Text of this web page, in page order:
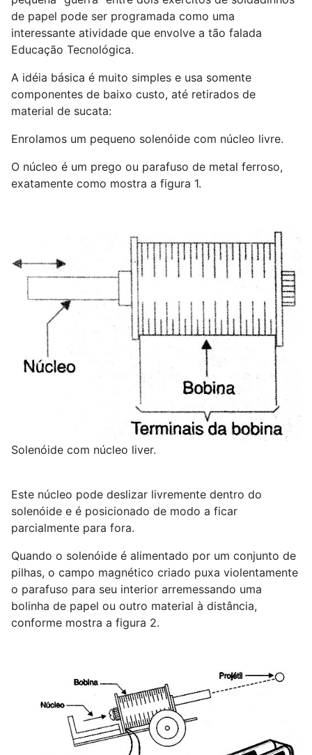
de papel pode ser programada como uma
interessante atividade que envolve a tão falada
Educação Tecnológica.
A idéia básica é muito simples e usa somente
componentes de baixo custo, até retirados de
material de sucata:
Enrolamos um pequeno solenóide com núcleo livre.
O núcleo é um prego ou parafuso de metal ferroso,
exatamente como mostra a figura 1.
Solenóide com núcleo liver.
Este núcleo pode deslizar livremente dentro do
solenóide e é posicionado de modo a ficar
parcialmente para fora.
Quando o solenóide é alimentado por um conjunto de
pilhas, o campo magnético criado puxa violentamente
o parafuso para seu interior arremessando uma
bolinha de papel ou outro material à distância,
conforme mostra a figura 2.